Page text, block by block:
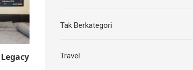
Tak Berkategori
Travel